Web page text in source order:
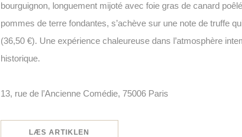
bourguignon, longuement mijoté avec foie gras de canard
pommes de terre fondantes, s’achève sur une note de truffe
(36,50 €). Une expérience chaleureuse dans l’atmosphère
historique.
13, rue de l’Ancienne Comédie, 75006 Paris
LÆS ARTIKLEN